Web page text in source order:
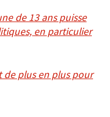
de 13 ans puisse
en particulier
de plus en plus pour